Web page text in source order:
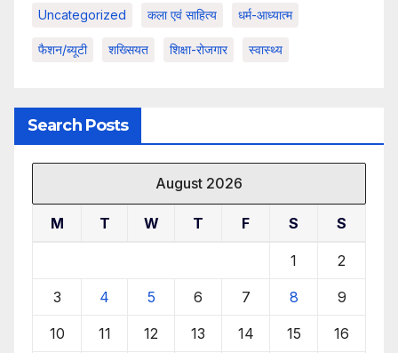
Uncategorized कला एवं साहित्य धर्म-आध्यात्म
फैशन/ब्यूटी शख्सियत शिक्षा-रोजगार स्वास्थ्य
Search Posts
August 2026
M T W T F S S
1 2
3 4 5 6 7 8 9
10 11 12 13 14 15 16